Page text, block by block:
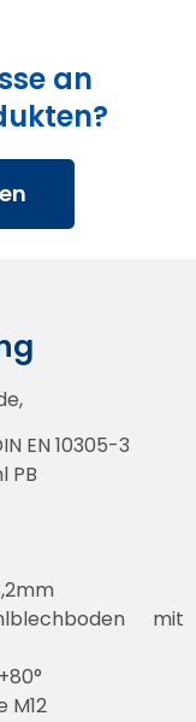
an
EN 10305-3
PB
mit
M12